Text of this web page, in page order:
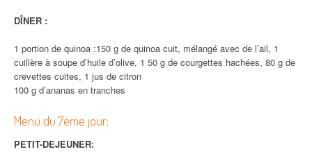
DÎNER :
1 portion de quinoa :150 g de quinoa cuit, mélangé avec de l’ail, 1
cuillère à soupe d’huile d’olive, 1 50 g de courgettes hachées, 80 g de
crevettes cuites, 1 jus de citron
100 g d’ananas en tranches
Menu du 7ème jour:
PETIT-DEJEUNER: